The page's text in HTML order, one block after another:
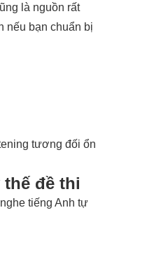
là nguồn rất
nếu bạn chuẩn bị
tương đối ổn
đề thi
tiếng Anh tự